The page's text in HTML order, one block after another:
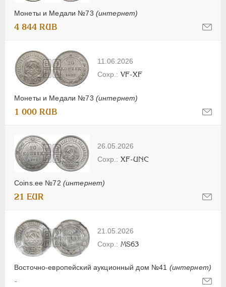
Монеты и Медали №73 (интернет)
4 844 RUB
11.06.2026
Монеты и Медали №73 (интернет)
VF-XF
1 000 RUB
26.05.2026
Coins.ee №72 (интернет)
XF-UNC
21 EUR
21.05.2026
Восточно-европейский аукционный дом №41 (интернет)
MS63
-